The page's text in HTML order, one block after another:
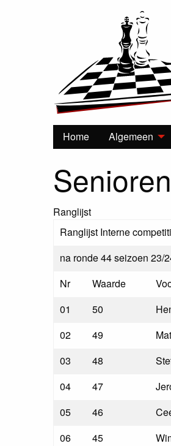
Home Algemeen
Ranglijst
Ranglijst Interne
na ronde 44 seizoen 23/
Nr
Waarde
01
50
02
49
03
48
04
47
05
46
06
45